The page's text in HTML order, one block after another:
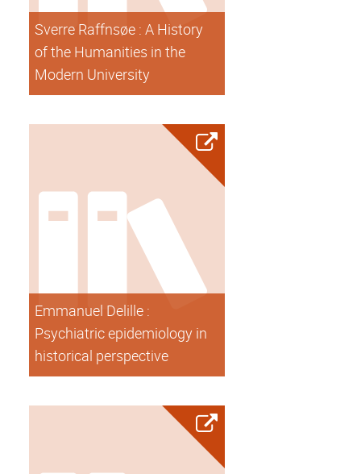
Sverre Raffnsøe : A History
of the Humanities in the
Modern University
Emmanuel Delille :
Psychiatric epidemiology in
historical perspective